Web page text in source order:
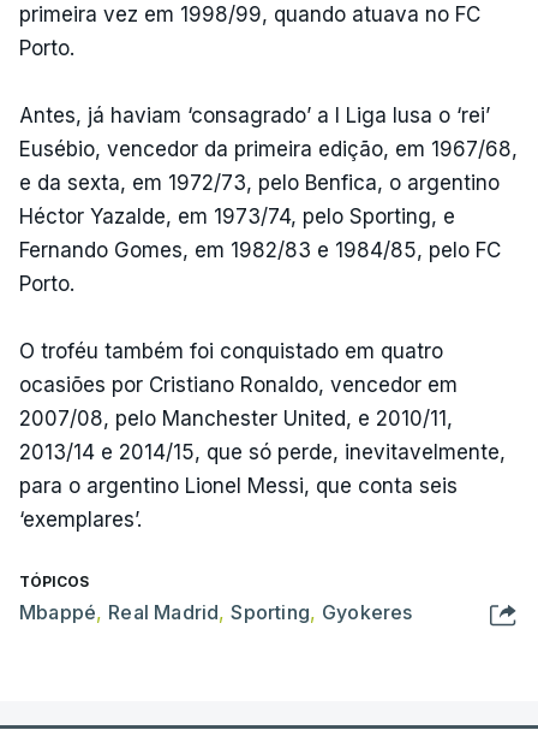
primeira vez em 1998/99, quando atuava no FC
Porto.
Antes, já haviam ‘consagrado’ a I Liga lusa o ‘rei’
Eusébio, vencedor da primeira edição, em 1967/68,
e da sexta, em 1972/73, pelo Benfica, o argentino
Héctor Yazalde, em 1973/74, pelo Sporting, e
Fernando Gomes, em 1982/83 e 1984/85, pelo FC
Porto.
O troféu também foi conquistado em quatro
ocasiões por Cristiano Ronaldo, vencedor em
2007/08, pelo Manchester United, e 2010/11,
2013/14 e 2014/15, que só perde, inevitavelmente,
para o argentino Lionel Messi, que conta seis
‘exemplares’.
TÓPICOS
Mbappé, Real Madrid,Sporting, Gyokeres